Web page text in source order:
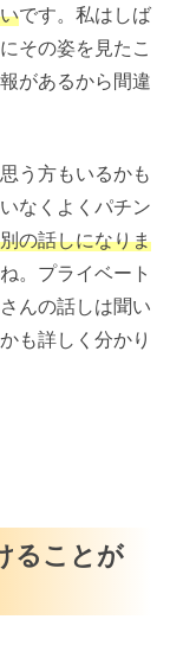
です。私はしば
その姿を見たこ
があるから間違
う方もいるかも
なくよくパチン
の話しになりま
。プライベート
んの話しは聞い
も詳しく分かり
ることが